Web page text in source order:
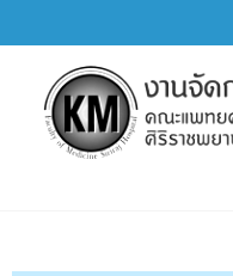
to
content